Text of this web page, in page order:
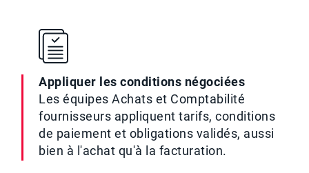
Appliquer les conditions négociées
Les équipes Achats et Comptabilité
fournisseurs appliquent tarifs, conditions
de paiement et obligations validés, aussi
bien à l'achat qu'à la facturation.